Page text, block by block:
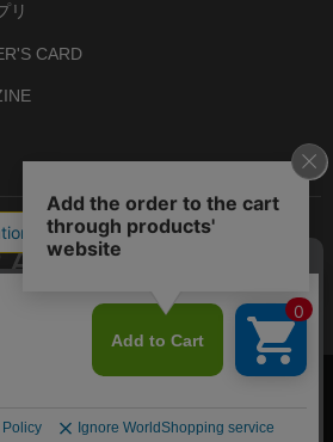
リ
CARD
ドのユーズド・セレクトショップ
ALLEY CO., LTD. ALL RIGHTS RESERVED.